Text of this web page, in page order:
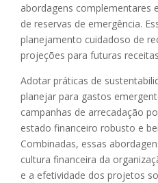
abordagens complementares
de reservas de emergência.
planejamento cuidadoso de
projeções para futuras
Adotar práticas de
planejar para gastos
campanhas de arrecadação
estado financeiro robusto e
Combinadas, essas
cultura financeira da
e a efetividade dos projetos